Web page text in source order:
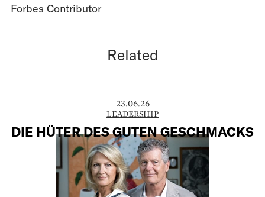
Forbes Contributor
Related
23.06.26
LEADERSHIP
DIE HÜTER DES GUTEN GESCHMACKS